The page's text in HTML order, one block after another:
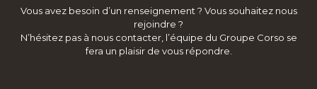
Vous avez besoin d’un renseignement ? Vous souhaitez nous
rejoindre ?
N’hésitez pas à nous contacter, l’équipe du Groupe Corso se
fera un plaisir de vous répondre.